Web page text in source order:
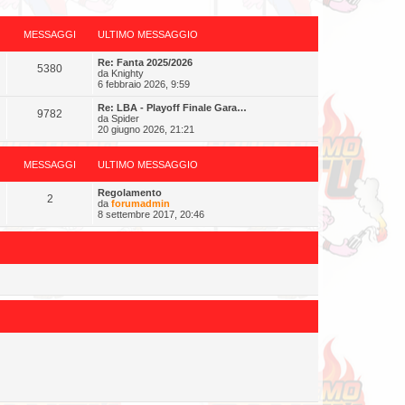
MESSAGGI ULTIMO MESSAGGIO
5380
Re: Fanta 2025/2026
da Knighty
6 febbraio 2026, 9:59
9782
Re: LBA - Playoff Finale Gara…
da Spider
20 giugno 2026, 21:21
MESSAGGI ULTIMO MESSAGGIO
2
Regolamento
da forumadmin
8 settembre 2017, 20:46